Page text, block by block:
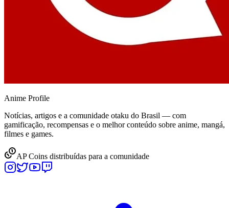
Anime Profile
Notícias, artigos e a comunidade otaku do Brasil — com
gamificação, recompensas e o melhor conteúdo sobre anime, mangá,
filmes e games.
AP Coins distribuídas para a comunidade